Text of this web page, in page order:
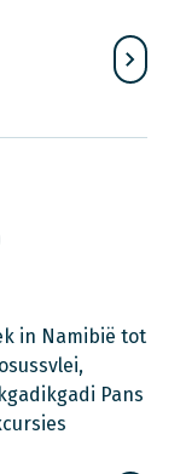
in Namibië tot
Pans